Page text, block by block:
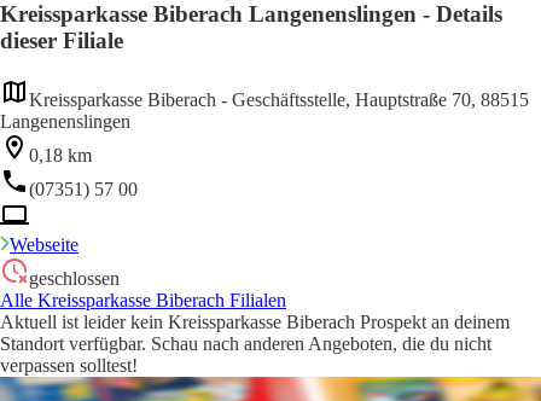
Kreissparkasse Biberach Langenenslingen - Details
dieser Filiale
Kreissparkasse Biberach - Geschäftsstelle, Hauptstraße 70, 88515
Langenenslingen
0,18 km
(07351) 57 00
Webseite
geschlossen
Alle Kreissparkasse Biberach Filialen
Aktuell ist leider kein Kreissparkasse Biberach Prospekt an deinem
Standort verfügbar. Schau nach anderen Angeboten, die du nicht
verpassen solltest!